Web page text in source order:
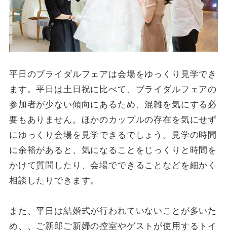
平日のブライダルフェアは会場をゆっくり見学でき
ます。平日は土日祝に比べて、ブライダルフェアの
参加者が少ない傾向にあるため、混雑を気にする必
要もありません。ほかのカップルの存在を気にせず
にゆっくり会場を見学できるでしょう。見学の時間
に余裕があると、気になることをじっくりと時間を
かけて質問したり、会場でできることなどを細かく
相談したりできます。
また、平日は結婚式が行われていないことが多いた
め、、ご新郎ご新婦の控室やゲストが使用するトイ